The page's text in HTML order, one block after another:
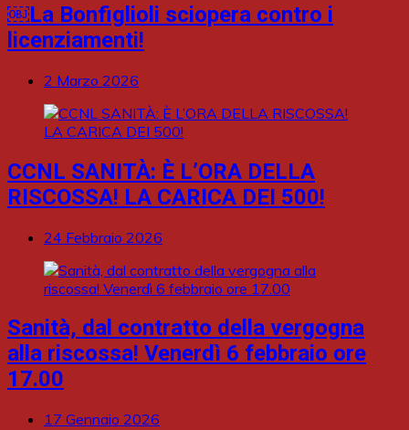
￼La Bonfiglioli sciopera contro i
licenziamenti!
2 Marzo 2026
CCNL SANITÀ: È L’ORA DELLA
RISCOSSA! LA CARICA DEI 500!
24 Febbraio 2026
Sanità, dal contratto della vergogna
alla riscossa! Venerdì 6 febbraio ore
17.00
17 Gennaio 2026